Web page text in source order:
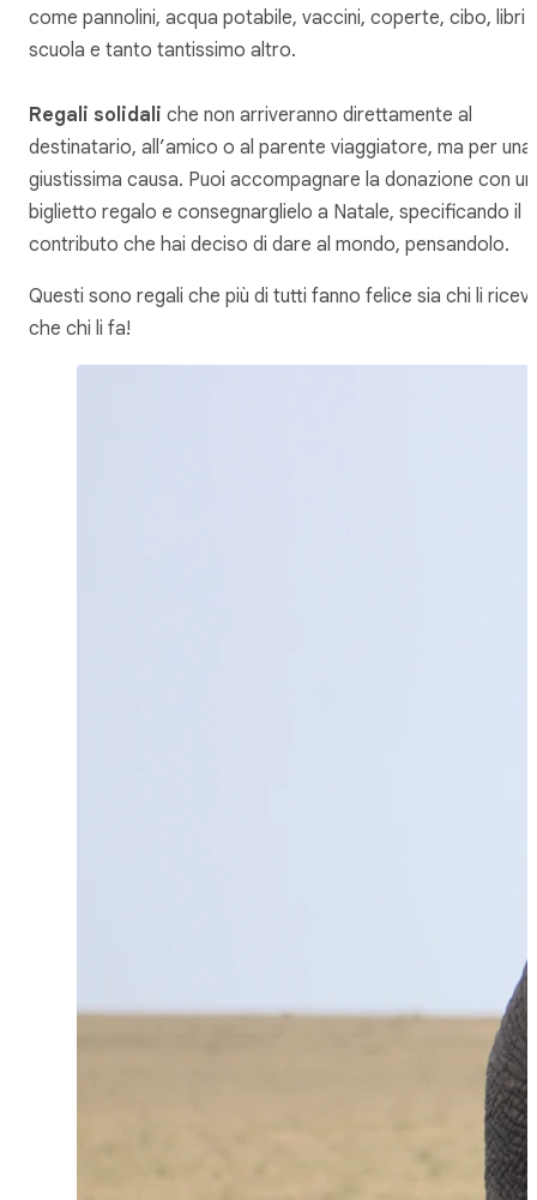
come pannolini, acqua potabile, vaccini, coperte, cibo, libri
scuola e tanto tantissimo altro.
Regali solidali che non arriveranno direttamente al
destinatario, all’amico o al parente viaggiatore, ma per una
giustissima causa. Puoi accompagnare la donazione con un
biglietto regalo e consegnarglielo a Natale, specificando il
contributo che hai deciso di dare al mondo, pensandolo.
Questi sono regali che più di tutti fanno felice sia chi li
che chi li fa!